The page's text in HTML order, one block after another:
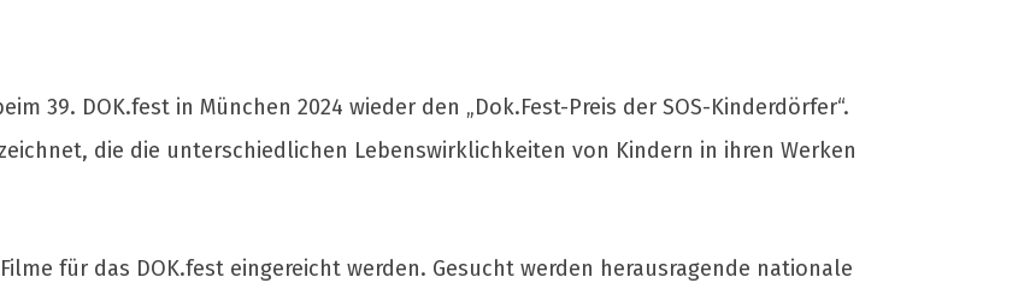
39. DOK.fest in München 2024 wieder den „Dok.Fest-Preis der SOS-Kinderdörfer“.
die die unterschiedlichen Lebenswirklichkeiten von Kindern in ihren Werken
für das DOK.fest eingereicht werden. Gesucht werden herausragende nationale